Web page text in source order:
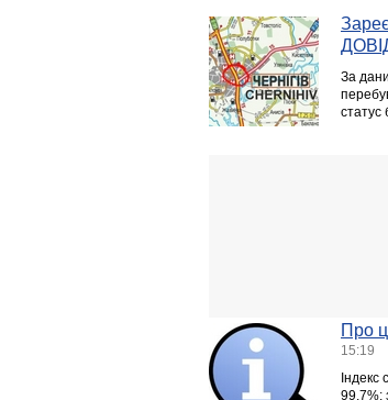
За
статус
Про
15:19
Індекс
99,7%;